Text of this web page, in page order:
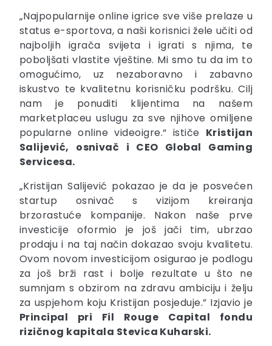
„Najpopularnije online igrice sve više prelaze u
status e-sportova, a naši korisnici žele učiti od
najboljih igrača svijeta i igrati s njima, te
poboljšati vlastite vještine. Mi smo tu da im to
omogućimo, uz nezaboravno i zabavno
iskustvo te kvalitetnu korisničku podršku. Cilj
nam je ponuditi klijentima na našem
marketplaceu uslugu za sve njihove omiljene
popularne online videoigre.“ ističe Kristijan
Salijević, osnivač i CEO Global Gaming
Servicesa.
„Kristijan Salijević pokazao je da je posvećen
startup osnivač s vizijom kreiranja
brzorastuće kompanije. Nakon naše prve
investicije oformio je još jači tim, ubrzao
prodaju i na taj način dokazao svoju kvalitetu.
Ovom novom investicijom osigurao je podlogu
za još brži rast i bolje rezultate u što ne
sumnjam s obzirom na zdravu ambiciju i želju
za uspjehom koju Kristijan posjeduje.” Izjavio je
Principal pri Fil Rouge Capital fondu
rizičnog kapitala Stevica Kuharski.